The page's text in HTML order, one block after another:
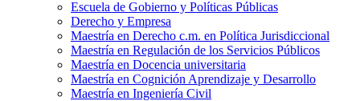
Escuela de Gobierno y Políticas Públicas
Derecho y Empresa
Maestría en Derecho c.m. en Política Jurisdiccional
Maestría en Regulación de los Servicios Públicos
Maestría en Docencia universitaria
Maestría en Cognición Aprendizaje y Desarrollo
Maestría en Ingeniería Civil